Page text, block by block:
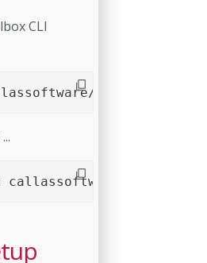
CLI
pdftoolbox-cli
callassoftware/